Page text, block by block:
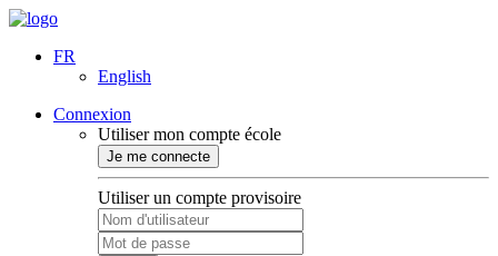
FR
English
Connexion
Utiliser mon compte école
Je me connecte
Utiliser un compte provisoire